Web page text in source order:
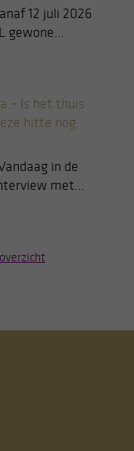
12 juli 2026
gewone…
– Is het thuis
hitte nog
in de
met…